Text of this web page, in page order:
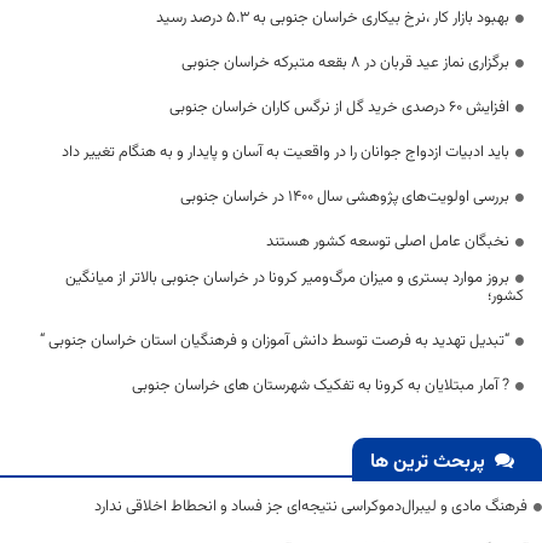
بهبود بازار کار ،نرخ بیکاری خراسان جنوبی به ۵.۳ درصد رسید
برگزاری نماز عید قربان در ۸ بقعه متبرکه خراسان جنوبی
افزایش ۶۰ درصدی خرید گل از نرگس کاران خراسان جنوبی
باید ادبیات ازدواج جوانان را در واقعیت به آسان و پایدار و به هنگام تغییر داد
بررسی اولویت‌های پژوهشی سال ۱۴۰۰ در خراسان جنوبی
نخبگان عامل اصلی توسعه کشور هستند
بروز موارد بستری و میزان مرگ‌ومیر کرونا در خراسان جنوبی بالاتر از میانگین
کشور؛
“تبدیل تهدید به فرصت توسط دانش آموزان و فرهنگیان استان خراسان جنوبی “
? آمار مبتلایان به کرونا به تفکیک شهرستان های خراسان جنوبی
پربحث ترین ها
فرهنگ مادی و لیبرال‌دموکراسی نتیجه‌ای جز فساد و انحطاط اخلاقی ندارد